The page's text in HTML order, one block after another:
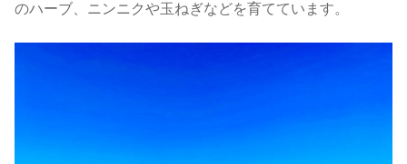
のハーブ、ニンニクや玉ねぎなどを育てています。